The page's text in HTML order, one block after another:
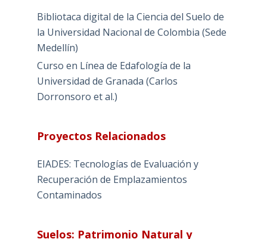
Bibliotaca digital de la Ciencia del Suelo de
la Universidad Nacional de Colombia (Sede
Medellín)
Curso en Línea de Edafología de la
Universidad de Granada (Carlos
Dorronsoro et al.)
Proyectos Relacionados
EIADES: Tecnologías de Evaluación y
Recuperación de Emplazamientos
Contaminados
Suelos: Patrimonio Natural y